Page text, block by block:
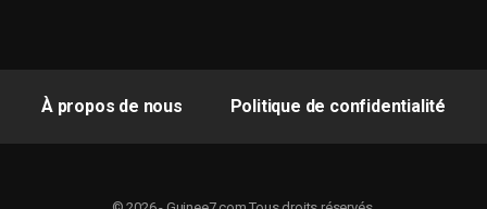
À propos de nous Politique de confidentialité